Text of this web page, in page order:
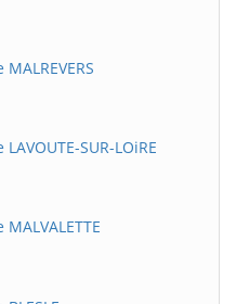
SUR-LOiRE